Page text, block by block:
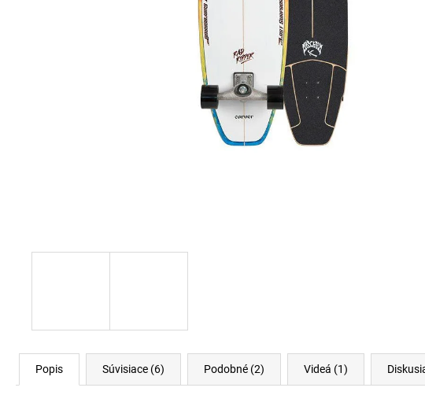
Popis Súvisiace (6) Podobné (2) Videá (1)